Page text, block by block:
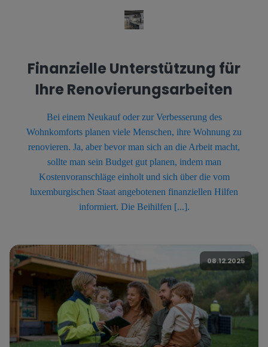
Finanzielle Unterstützung für
Ihre Renovierungsarbeiten
Bei einem Neukauf oder zur Verbesserung des
Wohnkomforts planen viele Menschen, ihre Wohnung zu
renovieren. Ja, aber bevor man sich an die Arbeit macht,
sollte man sein Budget gut planen, indem man
Kostenvoranschläge einholt und sich über die vom
luxemburgischen Staat angebotenen finanziellen Hilfen
informiert. Die Beihilfen [...].
08.12.2025